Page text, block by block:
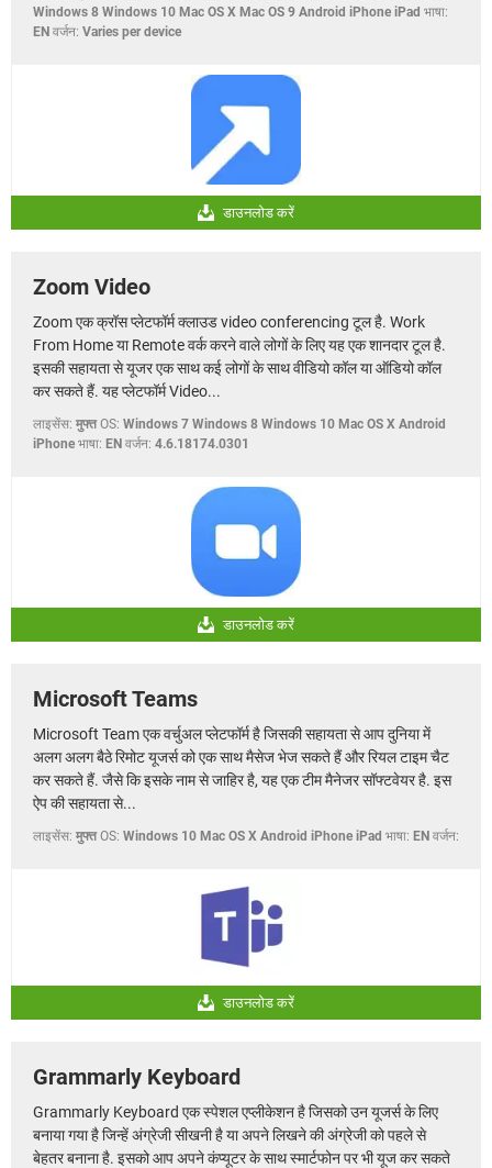
Windows 8 Windows 10 Mac OS X Mac OS 9 Android iPhone iPad भाषा:
EN वर्जन: Varies per device
डाउनलोड करें
Zoom Video
Zoom एक क्रॉस प्लेटफॉर्म क्लाउड video conferencing टूल है. Work
From Home या Remote वर्क करने वाले लोगों के लिए यह एक शानदार टूल है.
इसकी सहायता से यूजर एक साथ कई लोगों के साथ वीडियो कॉल या ऑडियो कॉल
कर सकते हैं. यह प्लेटफॉर्म Video...
लाइसेंस: मुफ्त OS: Windows 7 Windows 8 Windows 10 Mac OS X Android
iPhone भाषा: EN वर्जन: 4.6.18174.0301
डाउनलोड करें
Microsoft Teams
Microsoft Team एक वर्चुअल प्लेटफॉर्म है जिसकी सहायता से आप दुनिया में
अलग अलग बैठे रिमोट यूजर्स को एक साथ मैसेज भेज सकते हैं और रियल टाइम चैट
कर सकते हैं. जैसे कि इसके नाम से जाहिर है, यह एक टीम मैनेजर सॉफ्टवेयर है. इस
ऐप की सहायता से...
लाइसेंस: मुफ्त OS: Windows 10 Mac OS X Android iPhone iPad भाषा: EN वर्जन:
डाउनलोड करें
Grammarly Keyboard
Grammarly Keyboard एक स्पेशल एप्लीकेशन है जिसको उन यूजर्स के लिए
बनाया गया है जिन्हें अंग्रेजी सीखनी है या अपने लिखने की अंग्रेजी को पहले से
बेहतर बनाना है. इसको आप अपने कंप्यूटर के साथ स्मार्टफोन पर भी यूज कर सकते